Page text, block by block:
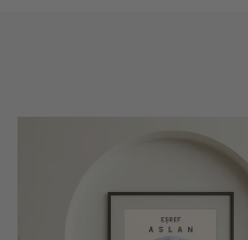
Ürünü İncele: Ses